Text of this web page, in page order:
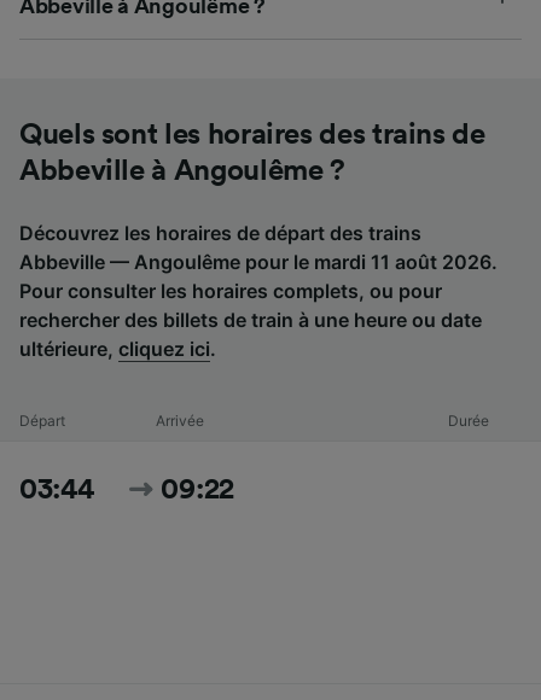
Abbeville à Angoulême ?
Quels sont les horaires des trains de
Abbeville à Angoulême ?
Découvrez les horaires de départ des trains
Abbeville — Angoulême pour le mardi 11 août 2026.
Pour consulter les horaires complets, ou pour
rechercher des billets de train à une heure ou date
ultérieure, cliquez ici.
Départ Arrivée Durée
03:44 09:22